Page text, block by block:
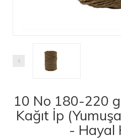
10 No 180-220
Kağıt İp
- Hayal